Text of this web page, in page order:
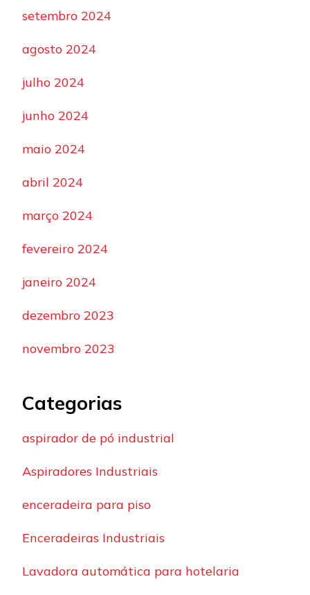
setembro 2024
agosto 2024
julho 2024
junho 2024
maio 2024
abril 2024
março 2024
fevereiro 2024
janeiro 2024
dezembro 2023
novembro 2023
Categorias
aspirador de pó industrial
Aspiradores Industriais
enceradeira para piso
Enceradeiras Industriais
Lavadora automática para hotelaria